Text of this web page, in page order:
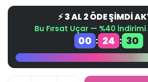
⚡ 3 AL 2 ÖDE ŞİMDİ
Bu Fırsat Uçar — %40 İndirimi
00 : 24 : 30